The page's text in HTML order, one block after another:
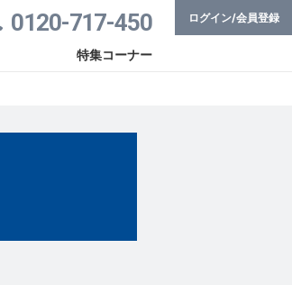
0120-717-450
特集コーナー
ログイン/会員登録